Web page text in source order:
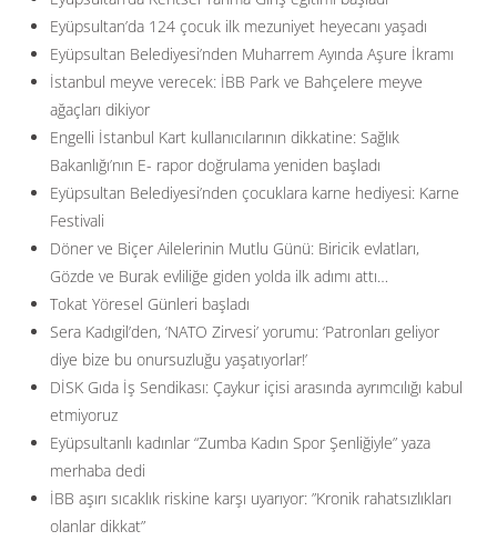
Eyüpsultan’da 124 çocuk ilk mezuniyet heyecanı yaşadı
Eyüpsultan Belediyesi’nden Muharrem Ayında Aşure İkramı
İstanbul meyve verecek: İBB Park ve Bahçelere meyve
ağaçları dikiyor
Engelli İstanbul Kart kullanıcılarının dikkatine: Sağlık
Bakanlığı’nın E- rapor doğrulama yeniden başladı
Eyüpsultan Belediyesi’nden çocuklara karne hediyesi: Karne
Festivali
Döner ve Biçer Ailelerinin Mutlu Günü: Biricik evlatları,
Gözde ve Burak evliliğe giden yolda ilk adımı attı…
Tokat Yöresel Günleri başladı
Sera Kadıgil’den, ‘NATO Zirvesi’ yorumu: ‘Patronları geliyor
diye bize bu onursuzluğu yaşatıyorlar!’
DİSK Gıda İş Sendikası: Çaykur içisi arasında ayrımcılığı kabul
etmiyoruz
Eyüpsultanlı kadınlar “Zumba Kadın Spor Şenliğiyle” yaza
merhaba dedi
İBB aşırı sıcaklık riskine karşı uyarıyor: ”Kronik rahatsızlıkları
olanlar dikkat”